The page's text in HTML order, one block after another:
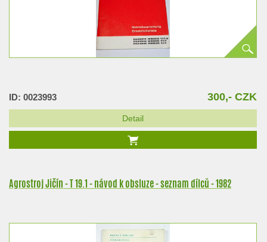
ID: 0023993 300,- CZK
Detail
Agrostroj Jičín - T 19.1 - návod k obsluze - seznam dílců - 1982